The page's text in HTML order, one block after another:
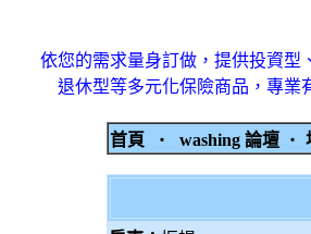
依您的需求量身訂做，提供投資型
退休型等多元化保險商品，專業
首頁 ‧ washing 論壇 ‧